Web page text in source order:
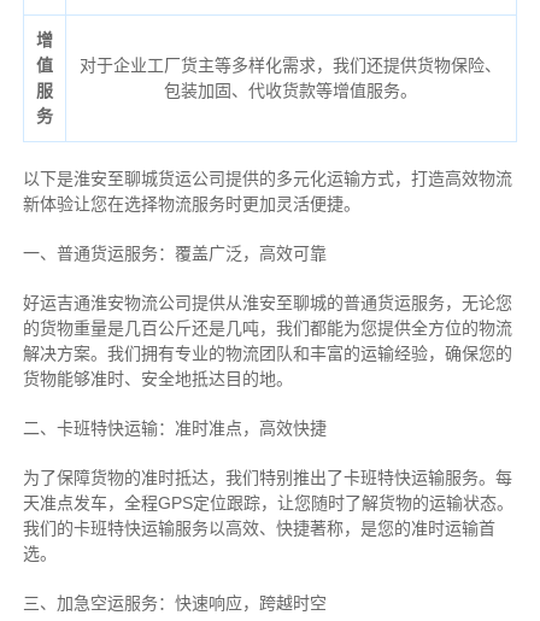
增
值
服
务
对于企业工厂货主等多样化需求，我们还提供货物保险、
包装加固、代收货款等增值服务。
以下是淮安至聊城货运公司提供的多元化运输方式，打造高效物流
新体验让您在选择物流服务时更加灵活便捷。
一、普通货运服务：覆盖广泛，高效可靠
好运吉通淮安物流公司提供从淮安至聊城的普通货运服务，无论您
的货物重量是几百公斤还是几吨，我们都能为您提供全方位的物流
解决方案。我们拥有专业的物流团队和丰富的运输经验，确保您的
货物能够准时、安全地抵达目的地。
二、卡班特快运输：准时准点，高效快捷
为了保障货物的准时抵达，我们特别推出了卡班特快运输服务。每
天准点发车，全程GPS定位跟踪，让您随时了解货物的运输状态。
我们的卡班特快运输服务以高效、快捷著称，是您的准时运输首
选。
三、加急空运服务：快速响应，跨越时空